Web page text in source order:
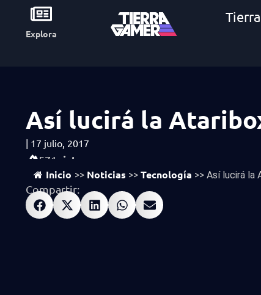
Explora
Así lucirá la
| 17 julio, 2017
571 vistas
Inicio >> Noticias >> Tecnología >> Así lucirá la
Compartir: